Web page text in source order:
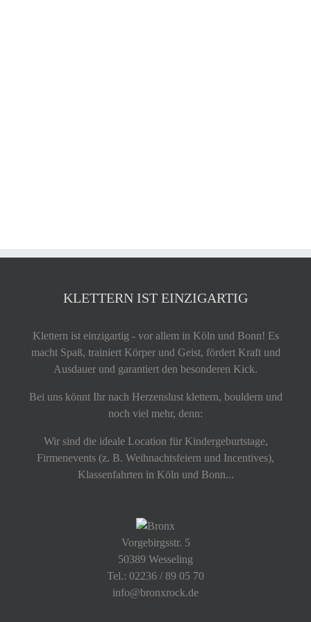
KLETTERN IST EINZIGARTIG
Klettern ist einzigartig - vor allem in Köln und Bonn! Es
macht Spaß, trainiert Körper und Geist, fördert Kraft und
Ausdauer und garantiert den besonderen Kick.
Bei uns könnt Ihr nach Herzenslust klettern, bouldern und
noch viel mehr, denn:
Wir sind die ideale Location für Kindergeburtstage,
Firmenevents (z. B. Weihnachtsfeiern und Incentives),
Klassenfahrten in Köln und Bonn...
Vorgebirgsstr. 5
50389 Wesseling
Tel.: 02236 / 89 05 70
info@bronxrock.de